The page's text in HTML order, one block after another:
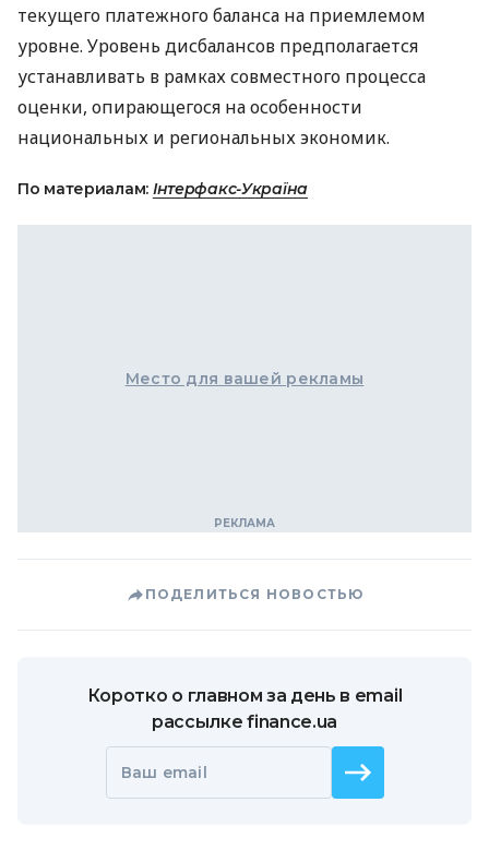
текущего платежного баланса на приемлемом
уровне. Уровень дисбалансов предполагается
устанавливать в рамках совместного процесса
оценки, опирающегося на особенности
национальных и региональных экономик.
По материалам: Інтерфакс-Україна
Место для вашей рекламы
ПОДЕЛИТЬСЯ НОВОСТЬЮ
Коротко о главном за день в email
рассылке finance.ua
Ваш email